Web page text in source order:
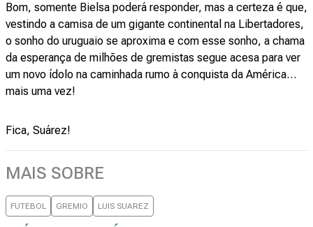
Bom, somente Bielsa poderá responder, mas a certeza é que,
vestindo a camisa de um gigante continental na Libertadores,
o sonho do uruguaio se aproxima e com esse sonho, a chama
da esperança de milhões de gremistas segue acesa para ver
um novo ídolo na caminhada rumo à conquista da América…
mais uma vez!
Fica, Suárez!
MAIS SOBRE
FUTEBOL GREMIO LUIS SUAREZ